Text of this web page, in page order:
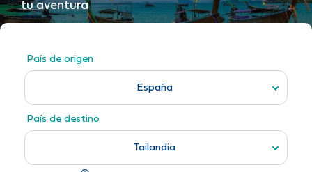
tu aventura
País de origen
España
País de destino
Tailandia